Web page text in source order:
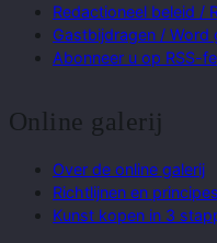
Redactioneel beleid /
Gastbijdragen / Word
Abonneer u op RSS-
Online galerij
Over de online galerij
Richtlijnen en principes
Kunst kopen in 3